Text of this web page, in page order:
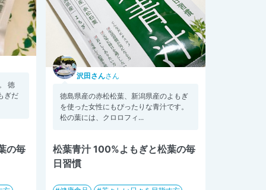
徳
ぎだ
の毎
沢田さんさん
徳島県産の赤松松葉、新潟県産のよもぎ
を使った女性にもぴったりな青汁です。
松の葉には、クロロフィ...
松葉青汁 100%よもぎと松葉の毎
日習慣